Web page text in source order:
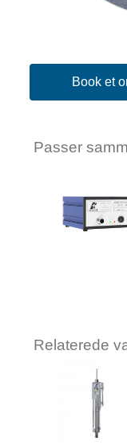
Book et
Passer
Relaterede